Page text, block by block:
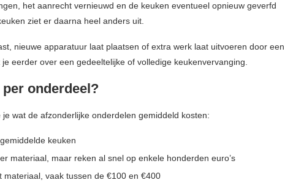
het aanrecht vernieuwd en de keuken eventueel opnieuw geverfd
ziet er daarna heel anders uit.
nieuwe apparatuur laat plaatsen of extra werk laat uitvoeren door een
eerder over een gedeeltelijke of volledige keukenvervanging.
onderdeel?
wat de afzonderlijke onderdelen gemiddeld kosten:
keuken
materiaal, maar reken al snel op enkele honderden euro’s
vaak tussen de €100 en €400